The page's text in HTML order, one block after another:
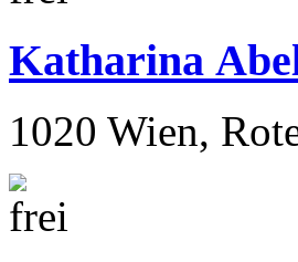
Katharina
1020 Wien,